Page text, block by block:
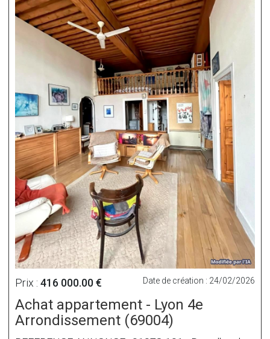
Prix : 416 000.00 € Date de création : 24/02/2026
Achat appartement - Lyon 4e
Arrondissement (69004)